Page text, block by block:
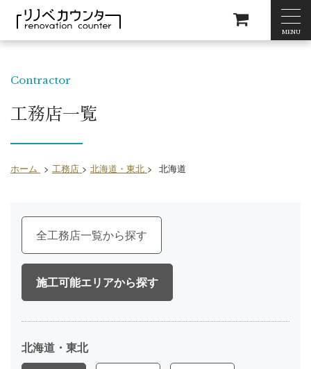
MENU
Contractor
工務店一覧
ホーム > 工務店 > 北海道・東北 > 北海道
全工務店一覧
施工可能エリア
北海道・東北